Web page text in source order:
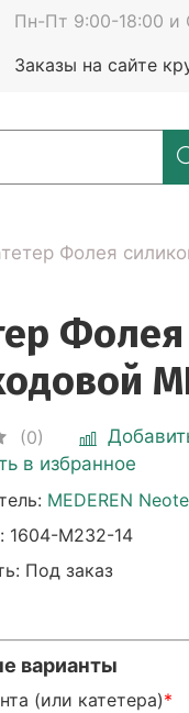
Пн-Пт 9:00-18:00 и
Заказы на сайте
Фолея
(0)
в избранное
MEDEREN
1604-M232-14
Под заказ
варианты
(или катетера)